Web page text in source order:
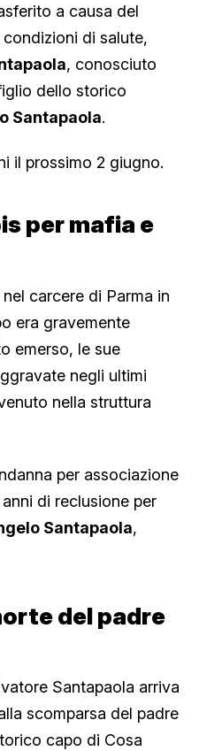
a causa del
di salute,
, conosciuto
dello storico
Santapaola.
il prossimo 2 giugno.
per mafia e
carcere di Parma in
era gravemente
emerso, le sue
negli ultimi
nella struttura
per associazione
di reclusione per
Santapaola,
del padre
Santapaola arriva
scomparsa del padre
capo di Cosa